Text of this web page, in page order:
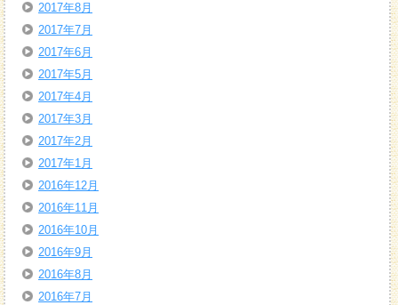
2017年8月
2017年7月
2017年6月
2017年5月
2017年4月
2017年3月
2017年2月
2017年1月
2016年12月
2016年11月
2016年10月
2016年9月
2016年8月
2016年7月